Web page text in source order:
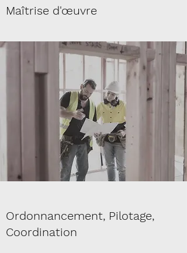
Maîtrise d'œuvre
Ordonnancement, Pilotage,
Coordination